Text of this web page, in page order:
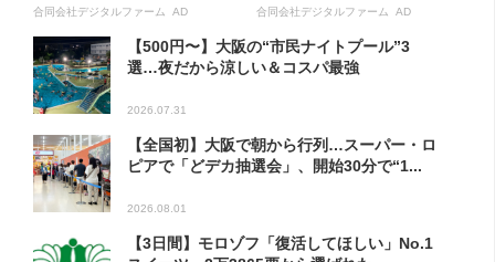
合同会社デジタルファーム AD 合同会社デジタルファーム AD
【500円〜】大阪の“市民ナイトプール”3
選…夜だから涼しい＆コスパ最強
2026.07.31
【全国初】大阪で朝から行列…スーパー・ロ
ピアで「どデカ抽選会」、開始30分で“1...
2026.08.01
【3日間】モロゾフ「復活してほしい」No.1